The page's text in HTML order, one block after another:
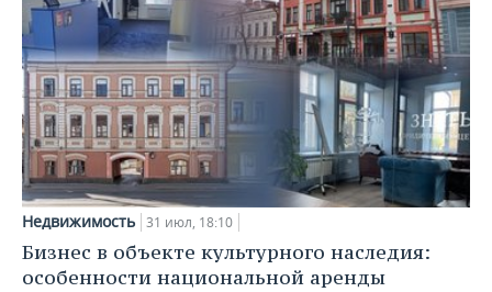
Недвижимость 31 июл, 18:10
Бизнес в объекте культурного наследия:
особенности национальной аренды